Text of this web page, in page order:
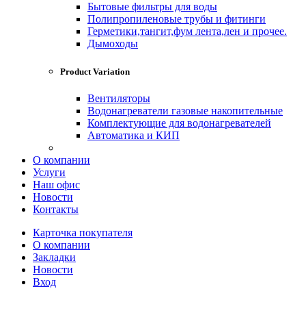
Бытовые фильтры для воды
Полипропиленовые трубы и фитинги
Герметики,тангит,фум лента,лен и прочее.
Дымоходы
Product Variation
Вентиляторы
Водонагреватели газовые накопительные
Комплектующие для водонагревателей
Автоматика и КИП
О компании
Услуги
Наш офис
Новости
Контакты
Карточка покупателя
О компании
Закладки
Новости
Вход